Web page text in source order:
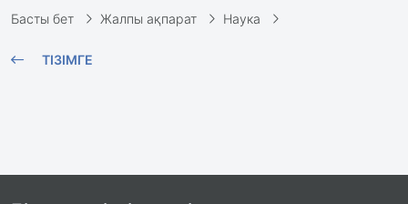
Басты бет Жалпы ақпарат Наука
ТІЗІМГЕ